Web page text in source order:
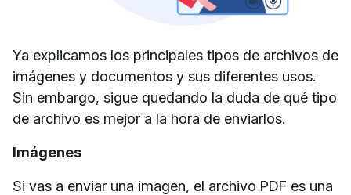
Ya explicamos los principales tipos de archivos de
imágenes y documentos y sus diferentes usos.
Sin embargo, sigue quedando la duda de qué tipo
de archivo es mejor a la hora de enviarlos.
Imágenes
Si vas a enviar una imagen, el archivo PDF es una